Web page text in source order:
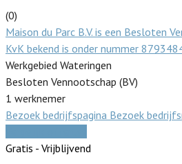
(0)
Maison du Parc B.V. is een Besloten
KvK bekend is onder nummer
Werkgebied Wateringen
Besloten Vennootschap (BV)
1 werknemer
Bezoek bedrijfspagina Bezoek
Gratis - Vrijblijvend